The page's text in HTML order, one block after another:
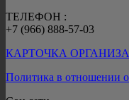
ТЕЛЕФОН :
+7 (966) 888-57-03
КАРТОЧКА
Политика в отношении